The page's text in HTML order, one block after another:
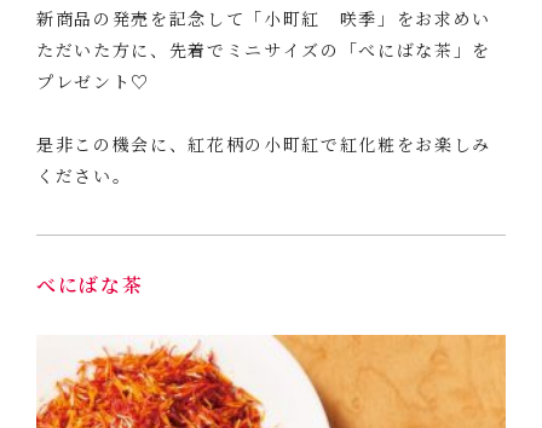
新商品の発売を記念して「小町紅 咲季」をお求めい
ただいた方に、先着でミニサイズの「べにばな茶」を
プレゼント♡
是非この機会に、紅花柄の小町紅で紅化粧をお楽しみ
ください。
べにばな茶